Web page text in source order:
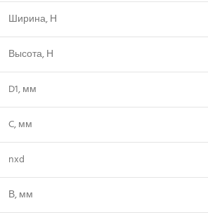
Ширина, Н
Высота, Н
D1, мм
C, мм
nxd
В, мм